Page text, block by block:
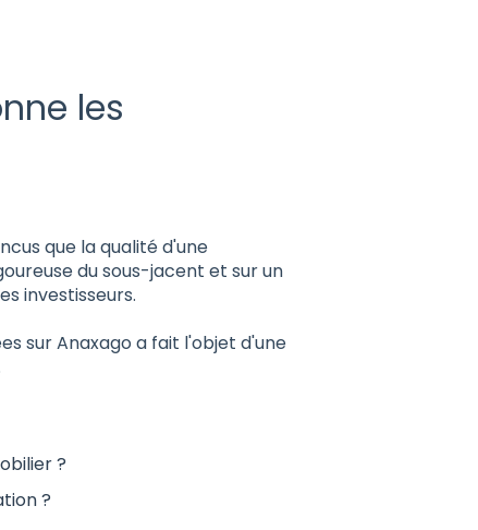
les
que la qualité d'une
du sous-jacent et sur un
investisseurs.
sur Anaxago a fait l'objet d'une
?
?